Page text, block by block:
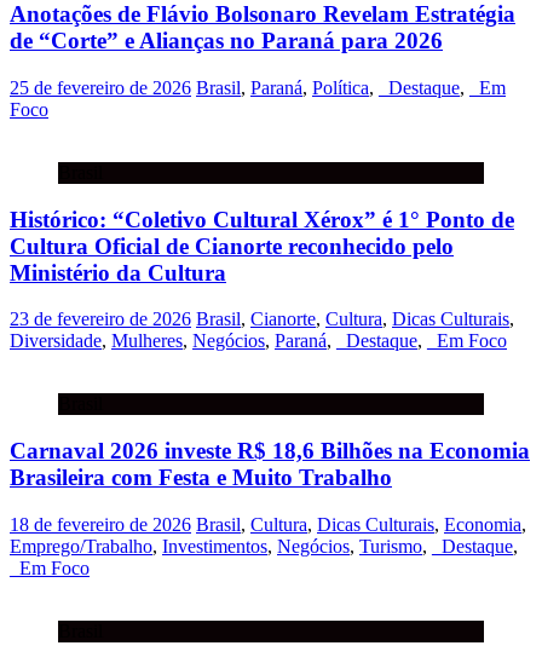
Anotações de Flávio Bolsonaro Revelam Estratégia
de “Corte” e Alianças no Paraná para 2026
25 de fevereiro de 2026 Brasil, Paraná, Política, _Destaque,
_Em
Foco
Histórico: “Coletivo Cultural Xérox” é 1° Ponto de
Cultura Oficial de Cianorte reconhecido pelo
Ministério da Cultura
23 de fevereiro de 2026 Brasil, Cianorte, Cultura, Dicas Culturais,
Diversidade, Mulheres, Negócios, Paraná, _Destaque, _Em Foco
Carnaval 2026 investe R$ 18,6 Bilhões na Economia
Brasileira com Festa e Muito Trabalho
18 de fevereiro de 2026 Brasil, Cultura, Dicas Culturais, Economia,
Emprego/Trabalho, Investimentos, Negócios, Turismo, _Destaque,
_Em Foco